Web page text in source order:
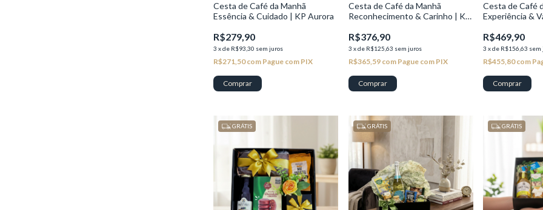
Cesta de Café da Manhã
Essência & Cuidado | KP Aurora
R$279,90
3 xde R$93,30 sem juros
R$271,50com Pague com PIX
Cesta de Café da Manhã
Reconhecimento & Carinho | KP
R$376,90
3 xde R$125,63 sem juros
R$365,59 com Pague com PIX
Cesta de Café
Experiência &
R$469,90
3 xde R$156,63 sem
R$455,80com
GRÁTIS GRÁTIS GRÁTIS